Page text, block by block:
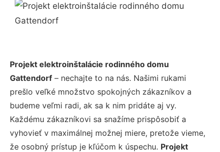
Projekt elektroinštalácie rodinného domu
Gattendorf – nechajte to na nás. Našimi rukami
prešlo veľké množstvo spokojných zákazníkov a
budeme veľmi radi, ak sa k nim pridáte aj vy.
Každému zákazníkovi sa snažíme prispôsobiť a
vyhovieť v maximálnej možnej miere, pretože vieme,
že osobný prístup je kľúčom k úspechu. Projekt